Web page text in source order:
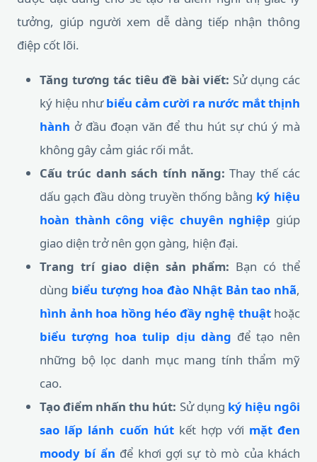
tưởng, giúp người xem dễ dàng tiếp nhận thông
điệp cốt lõi.
Tăng tương tác tiêu đề bài viết: Sử dụng các
ký hiệu nhưbiểu cảm cười ra nước mắt thịnh
hành ở đầu đoạn văn để thu hút sự chú ý mà
không gây cảm giác rối mắt.
Cấu trúc danh sách tính năng: Thay thế các
dấu gạch đầu dòng truyền thống bằng ký hiệu
hoàn thành công việc chuyên nghiệp giúp
giao diện trở nên gọn gàng, hiện đại.
Trang trí giao diện sản phẩm: Bạn có thể
dùng biểu tượng hoa đào Nhật Bản tao nhã,
hình ảnh hoa hồng héo đầy nghệ thuậthoặc
biểu tượng hoa tulip dịu dàng để tạo nên
những bộ lọc danh mục mang tính thẩm mỹ
cao.
Tạo điểm nhấn thu hút: Sử dụng ký hiệu ngôi
sao lấp lánh cuốn hútkết hợp với mặt đen
moody bí ẩn để khơi gợi sự tò mò của khách